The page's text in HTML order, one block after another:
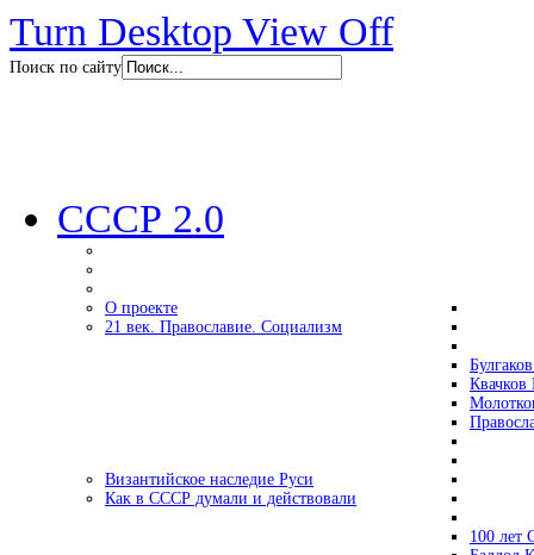
Turn Desktop View Off
Поиск по сайту
СССР 2.0
О проекте
21 век. Православие. Социализм
Византийское наследие Руси
Как в СССР думали и действовали
100 лет